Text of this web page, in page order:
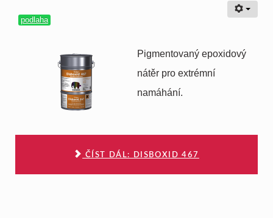
podlaha
Pigmentovaný epoxidový
nátěr pro extrémní
namáhání.
ČÍST DÁL: DISBOXID 467